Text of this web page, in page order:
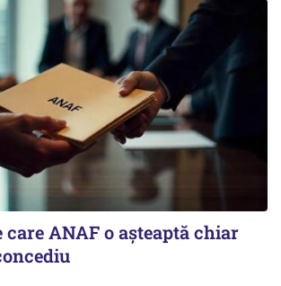
care ANAF o așteaptă chiar